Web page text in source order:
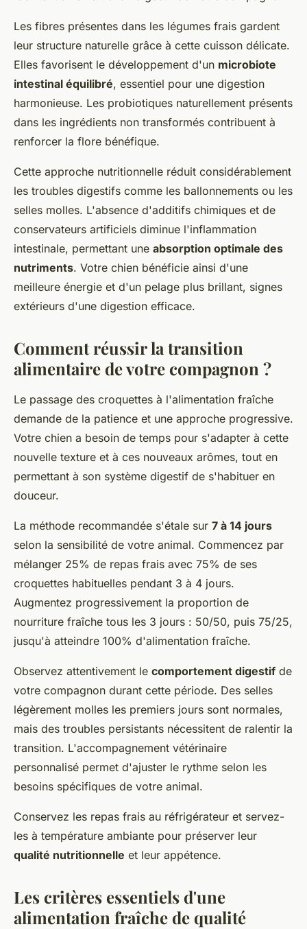
Les fibres présentes dans les légumes frais gardent
leur structure naturelle grâce à cette cuisson délicate.
Elles favorisent le développement d'un microbiote
intestinal équilibré, essentiel pour une digestion
harmonieuse. Les probiotiques naturellement présents
dans les ingrédients non transformés contribuent à
renforcer la flore bénéfique.
Cette approche nutritionnelle réduit considérablement
les troubles digestifs comme les ballonnements ou les
selles molles. L'absence d'additifs chimiques et de
conservateurs artificiels diminue l'inflammation
intestinale, permettant une absorption optimale des
nutriments. Votre chien bénéficie ainsi d'une
meilleure énergie et d'un pelage plus brillant, signes
extérieurs d'une digestion efficace.
Comment réussir la transition
alimentaire de votre compagnon ?
Le passage des croquettes à l'alimentation fraîche
demande de la patience et une approche progressive.
Votre chien a besoin de temps pour s'adapter à cette
nouvelle texture et à ces nouveaux arômes, tout en
permettant à son système digestif de s'habituer en
douceur.
La méthode recommandée s'étale sur 7 à 14 jours
selon la sensibilité de votre animal. Commencez par
mélanger 25% de repas frais avec 75% de ses
croquettes habituelles pendant 3 à 4 jours.
Augmentez progressivement la proportion de
nourriture fraîche tous les 3 jours : 50/50, puis 75/25,
jusqu'à atteindre 100% d'alimentation fraîche.
Observez attentivement le comportement digestif de
votre compagnon durant cette période. Des selles
légèrement molles les premiers jours sont normales,
mais des troubles persistants nécessitent de ralentir la
transition. L'accompagnement vétérinaire
personnalisé permet d'ajuster le rythme selon les
besoins spécifiques de votre animal.
Conservez les repas frais au réfrigérateur et servez-
les à température ambiante pour préserver leur
qualité nutritionnelle et leur appétence.
Les critères essentiels d'une
alimentation fraîche de qualité